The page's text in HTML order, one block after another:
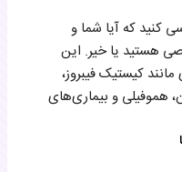
کنید که آیا شما و
هستید یا خیر. این
کیستیک فیبروز،
هموفیلی و بیماری‌های